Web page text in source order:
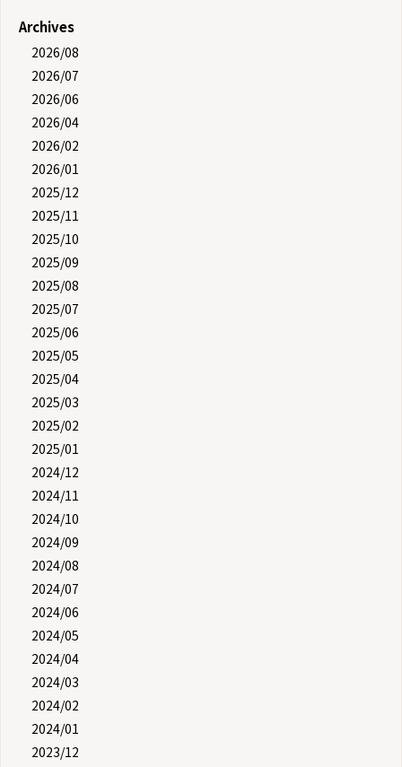
Archives
2026/08
2026/07
2026/06
2026/04
2026/02
2026/01
2025/12
2025/11
2025/10
2025/09
2025/08
2025/07
2025/06
2025/05
2025/04
2025/03
2025/02
2025/01
2024/12
2024/11
2024/10
2024/09
2024/08
2024/07
2024/06
2024/05
2024/04
2024/03
2024/02
2024/01
2023/12